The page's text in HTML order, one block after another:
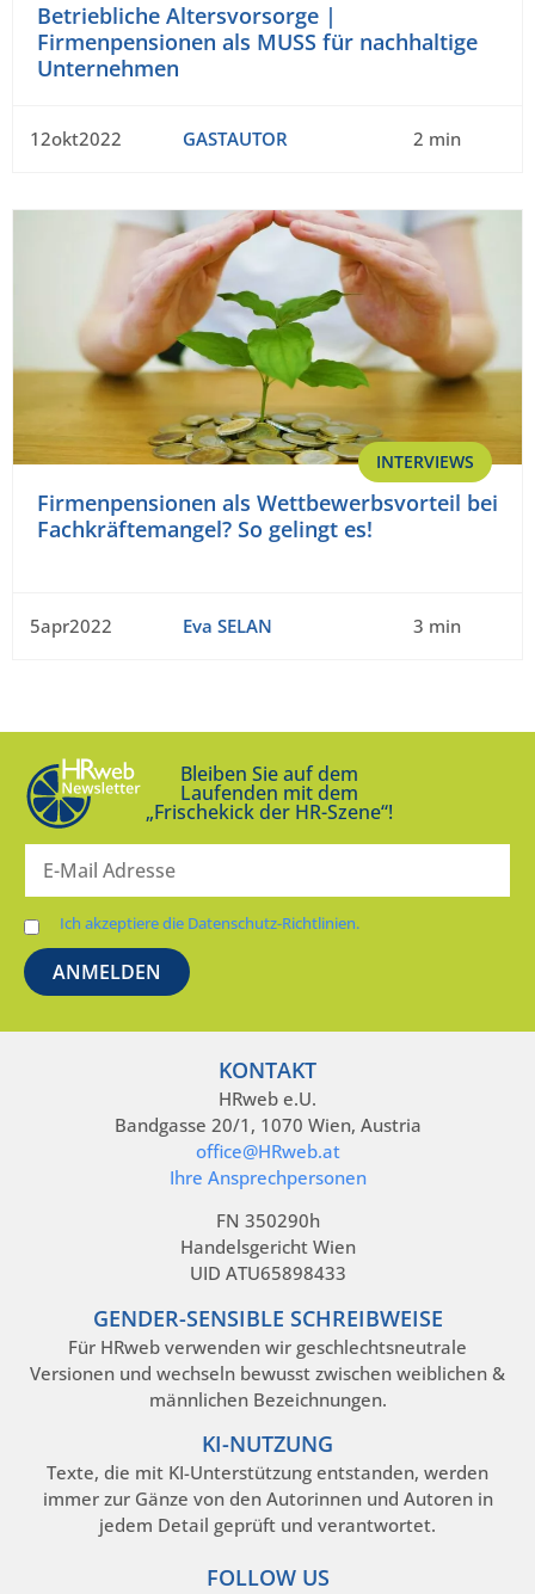
Betriebliche Altersvorsorge |
Firmenpensionen als MUSS für nachhaltige
Unternehmen
12okt2022 GASTAUTOR 2 min
INTERVIEWS
Firmenpensionen als Wettbewerbsvorteil bei
Fachkräftemangel? So gelingt es!
5apr2022 Eva SELAN 3 min
Bleiben Sie auf dem
Laufenden mit dem
„Frischekick der HR-Szene“!
Ich akzeptiere die Datenschutz-Richtlinien.
KONTAKT
HRweb e.U.
Bandgasse 20/1, 1070 Wien, Austria
office@HRweb.at
Ihre Ansprechpersonen
FN 350290h
Handelsgericht Wien
UID ATU65898433
GENDER-SENSIBLE SCHREIBWEISE
Für HRweb verwenden wir geschlechtsneutrale
Versionen und wechseln bewusst zwischen weiblichen &
männlichen Bezeichnungen.
KI-NUTZUNG
Texte, die mit KI-Unterstützung entstanden, werden
immer zur Gänze von den Autorinnen und Autoren in
jedem Detail geprüft und verantwortet.
FOLLOW US